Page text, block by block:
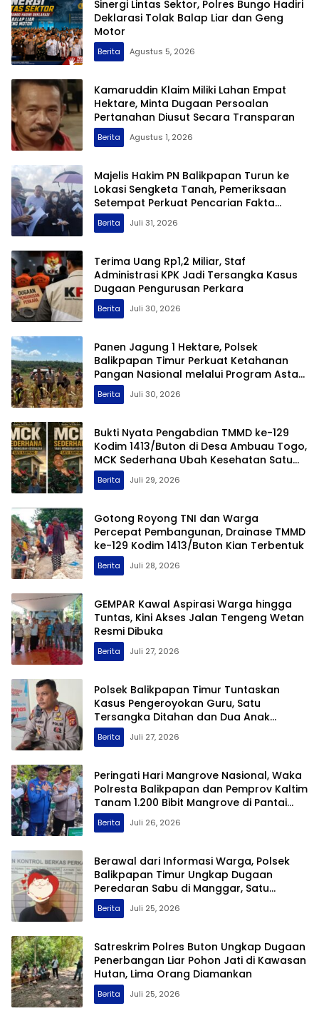
Simpan nama, email, dan situs web saya pada
peramban ini untuk komentar saya berikutnya.
Baca Berita Terkini
Sinergi Lintas Sektor, Polres Bungo Hadiri
Deklarasi Tolak Balap Liar dan Geng
Berita Agustus 5, 2026
Kamaruddin Klaim Miliki Lahan Empat
Hektare, Minta Dugaan Persoalan
Berita Agustus 1, 2026
Majelis Hakim PN Balikpapan Turun ke
Lokasi Sengketa Tanah, Pemeriksaan
Berita Juli 31, 2026
Terima Uang Rp1,2 Miliar, Staf
Administrasi KPK Jadi Tersangka Kasus
Berita Juli 30, 2026
Panen Jagung 1 Hektare, Polsek
Balikpapan Timur Perkuat Ketahanan
Berita Juli 30, 2026
Bukti Nyata Pengabdian TMMD ke-129
Kodim 1413/Buton di Desa Ambuau Togo,
Berita Juli 29, 2026
Gotong Royong TNI dan Warga
Percepat Pembangunan, Drainase TMMD
Berita Juli 28, 2026
GEMPAR Kawal Aspirasi Warga hingga
Tuntas, Kini Akses Jalan Tengeng Wetan
Berita Juli 27, 2026
Polsek Balikpapan Timur Tuntaskan
Kasus Pengeroyokan Guru, Satu
Berita Juli 27, 2026
Peringati Hari Mangrove Nasional, Waka
Polresta Balikpapan dan Pemprov Kaltim
Berita Juli 26, 2026
Berawal dari Informasi Warga, Polsek
Balikpapan Timur Ungkap Dugaan